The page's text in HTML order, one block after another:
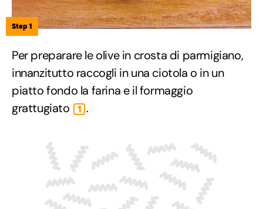
Step 1
Per preparare le olive in crosta di parmigiano,
innanzitutto raccogli in una ciotola o in un
piatto fondo la farina e il formaggio
grattugiato
1 .